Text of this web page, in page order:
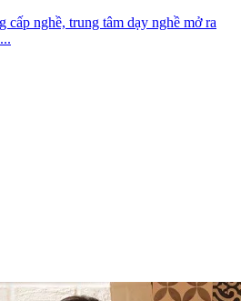
nghề, trung tâm dạy nghề mở ra